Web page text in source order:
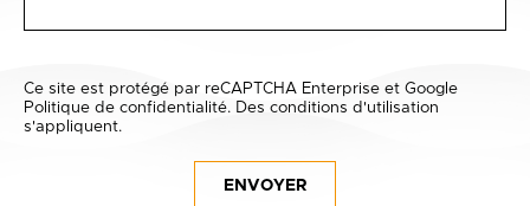
Ce site est protégé par reCAPTCHA Enterprise et Google
Politique de confidentialité. Des conditions d'utilisation
s'appliquent.
ENVOYER